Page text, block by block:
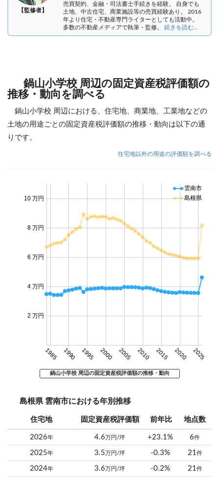
【監修者】
売買契約、金融・司法書士手続きを経験。 自身でも
土地、中古住宅、商業施設等の売買経験あり。 2016
年より住宅・不動産専門ライターとしても活動中。
多数の不動産メディアで執筆・監修。 続きを読む...
鍋山小学校 周辺の固定資産税評価額の
推移・動向を調べる
鍋山小学校 周辺における、住宅地、商業地、工業地などの
土地の用途ごとの固定資産税評価額の推移・動向は以下の通
りです。
住宅地以外の用途の評価額を調べる
1985 1990 1995 2000 2005 2010 2015 2020 2025
2 万円
4 万円
6 万円
8 万円
10 万円
雲南市
島根県
鍋山小学校 周辺の固定資産税評価額の推移・動向
島根県 雲南市における年別推移
住宅地 固定資産税評価額 前年比 地点数
2026年 4.6 万円/坪 +23.1% 6件
2025年 3.5 万円/坪 -0.3% 21件
2024年 3.6 万円/坪 -0.2% 21件